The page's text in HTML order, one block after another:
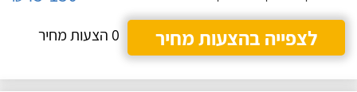
לצפייה בהצעות מחיר
0 הצעות מחיר